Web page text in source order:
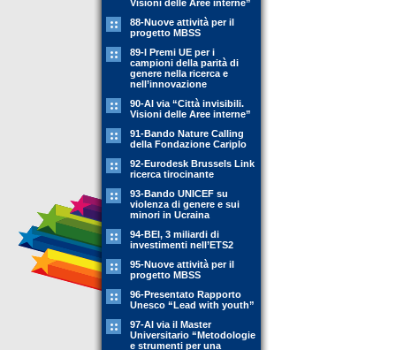
Visioni delle Aree interne”
88-Nuove attività per il
progetto MBSS
89-l Premi UE per i
campioni della parità di
genere nella ricerca e
nell’innovazione
90-Al via “Città invisibili.
Visioni delle Aree interne”
91-Bando Nature Calling
della Fondazione Cariplo
92-Eurodesk Brussels Link
ricerca tirocinante
93-Bando UNICEF su
violenza di genere e sui
minori in Ucraina
94-BEI, 3 miliardi di
investimenti nell’ETS2
95-Nuove attività per il
progetto MBSS
96-Presentato Rapporto
Unesco “Lead with youth”
97-Al via il Master
Universitario “Metodologie
e strumenti per una